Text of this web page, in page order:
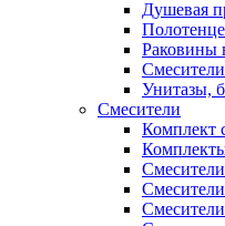
Душевая
Раковины
Смесители
Унитазы,
Смесители
Комплект